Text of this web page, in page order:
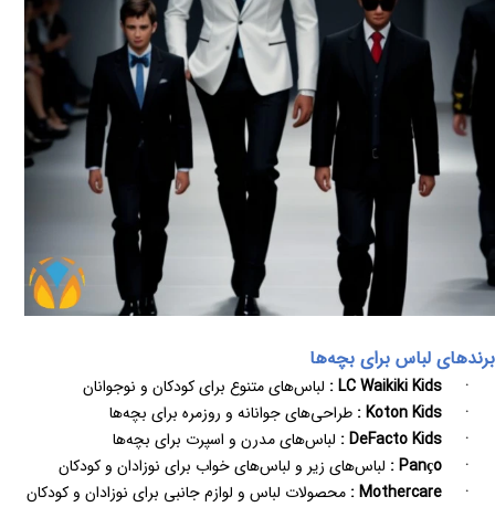
برندهای لباس برای بچه‌ها
·
LC Waikiki Kids
: لباس‌های متنوع برای کودکان و نوجوانان
·
Koton Kids
: طراحی‌های جوانانه و روزمره برای بچه‌ها
·
DeFacto Kids
: لباس‌های مدرن و اسپرت برای بچه‌ها
·
Panço
: لباس‌های زیر و لباس‌های خواب برای نوزادان و کودکان
·
Mothercare
: محصولات لباس و لوازم جانبی برای نوزادان و کودکان